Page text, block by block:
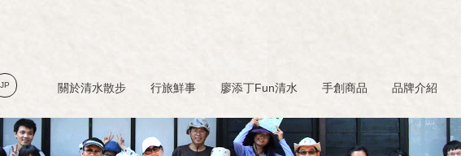
JP 關於清水散步 行旅鮮事 廖添丁Fun清水 手創商品 品牌介紹